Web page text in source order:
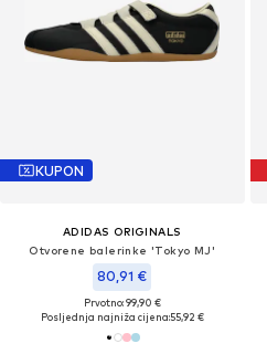
KUPON
ADIDAS ORIGINALS
Otvorene balerinke 'Tokyo MJ'
80,91 €
Prvotno: 99,90 €
Posljednja najniža cijena:55,92 €